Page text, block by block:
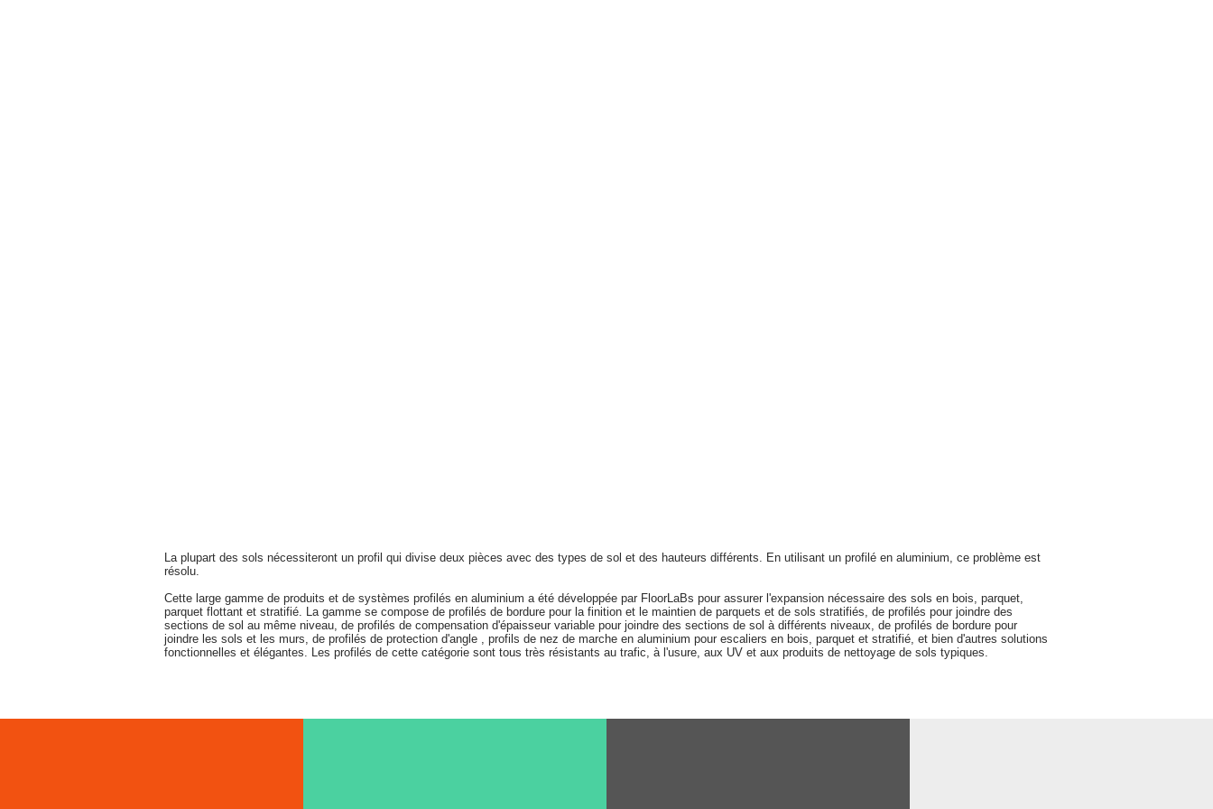
La plupart des sols nécessiteront un profil qui divise deux pièces avec des types de sol et des hauteurs différents. En utilisant un profilé en aluminium, ce problème est
résolu.
Cette large gamme de produits et de systèmes profilés en aluminium a été développée par FloorLaBs pour assurer l'expansion nécessaire des sols en bois, parquet,
parquet flottant et stratifié. La gamme se compose de profilés de bordure pour la finition et le maintien de parquets et de sols stratifiés, de profilés pour joindre des
sections de sol au même niveau, de profilés de compensation d'épaisseur variable pour joindre des sections de sol à différents niveaux, de profilés de bordure pour
joindre les sols et les murs, de profilés de protection d'angle , profils de nez de marche en aluminium pour escaliers en bois, parquet et stratifié, et bien d'autres solutions
fonctionnelles et élégantes. Les profilés de cette catégorie sont tous très résistants au trafic, à l'usure, aux UV et aux produits de nettoyage de sols typiques.